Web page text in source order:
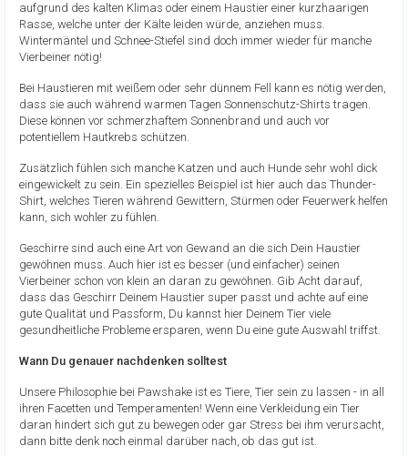
aufgrund des kalten Klimas oder einem Haustier einer kurzhaarigen
Rasse, welche unter der Kälte leiden würde, anziehen muss.
Wintermäntel und Schnee-Stiefel sind doch immer wieder für manche
Vierbeiner nötig!
Bei Haustieren mit weißem oder sehr dünnem Fell kann es nötig werden,
dass sie auch während warmen Tagen Sonnenschutz-Shirts tragen.
Diese können vor schmerzhaftem Sonnenbrand und auch vor
potentiellem Hautkrebs schützen.
Zusätzlich fühlen sich manche Katzen und auch Hunde sehr wohl dick
eingewickelt zu sein. Ein spezielles Beispiel ist hier auch das Thunder-
Shirt, welches Tieren während Gewittern, Stürmen oder Feuerwerk helfen
kann, sich wohler zu fühlen.
Geschirre sind auch eine Art von Gewand an die sich Dein Haustier
gewöhnen muss. Auch hier ist es besser (und einfacher) seinen
Vierbeiner schon von klein an daran zu gewöhnen. Gib Acht darauf,
dass das Geschirr Deinem Haustier super passt und achte auf eine
gute Qualität und Passform, Du kannst hier Deinem Tier viele
gesundheitliche Probleme ersparen, wenn Du eine gute Auswahl triffst.
Wann Du genauer nachdenken solltest
Unsere Philosophie bei Pawshake ist es Tiere, Tier sein zu lassen - in all
ihren Facetten und Temperamenten! Wenn eine Verkleidung ein Tier
daran hindert sich gut zu bewegen oder gar Stress bei ihm verursacht,
dann bitte denk noch einmal darüber nach, ob das gut ist.